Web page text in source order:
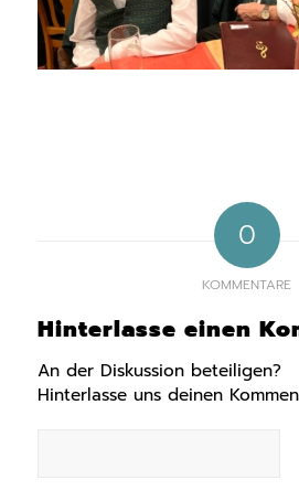
0
KOMMENTARE
Hinterlasse einen
An der Diskussion beteiligen?
Hinterlasse uns deinen